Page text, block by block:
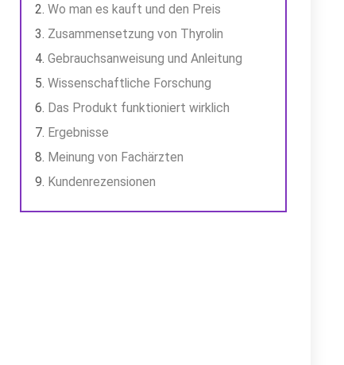
Wo man es kauft und den Preis
Zusammensetzung von Thyrolin
Gebrauchsanweisung und Anleitung
Wissenschaftliche Forschung
Das Produkt funktioniert wirklich
Ergebnisse
Meinung von Fachärzten
Kundenrezensionen